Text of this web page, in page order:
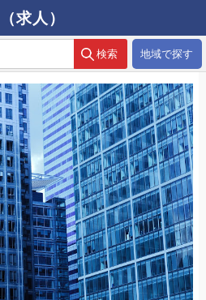
求人）
地域で探す